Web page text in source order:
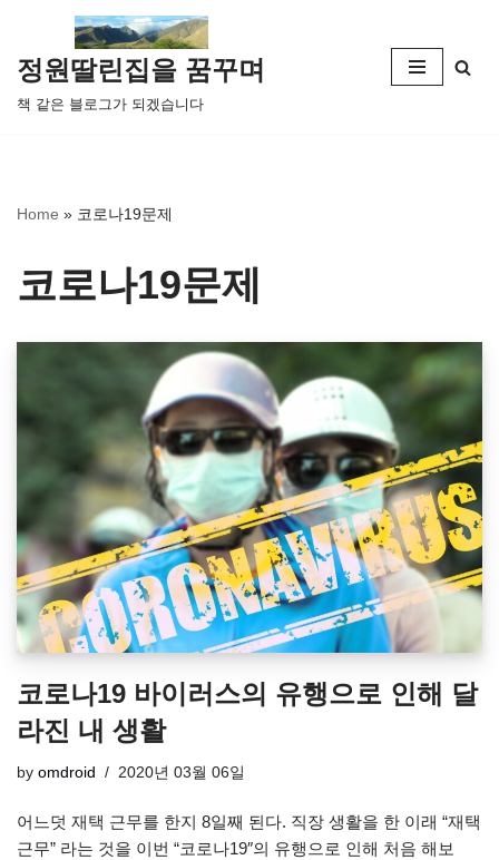
콘
텐
츠
뛰
정원딸린집을 꿈꾸며
책 같은 블로그가 되겠습니다
Home » 코로나19문제
코로나19문제
코로나19 바이러스의 유행으로 인해 달
라진 내 생활
by omdroid 2020년 03월 06일
어느덧 재택 근무를 한지 8일째 된다. 직장 생활을 한 이래 “재택
근무” 라는 것을 이번 “코로나19″의 유행으로 인해 처음 해보